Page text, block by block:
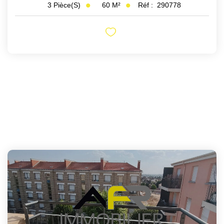
3 Pièce(s) 60 M² Réf : 290778